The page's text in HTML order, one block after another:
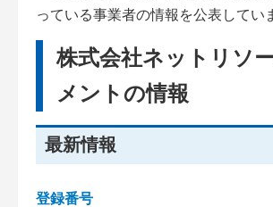
っている事業者の情報を公表してい
株式会社ネットリソ
メントの情報
最新情報
登録番号